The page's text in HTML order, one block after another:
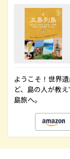
ようこそ！世界
ど、島の人が教
島旅へ。